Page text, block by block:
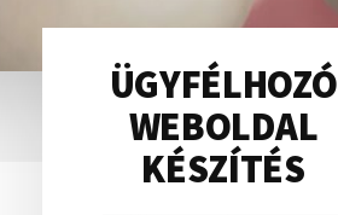
Elsődleges
oldalsáv
ÜGYFÉLHOZÓ
WEBOLDAL
KÉSZÍTÉS